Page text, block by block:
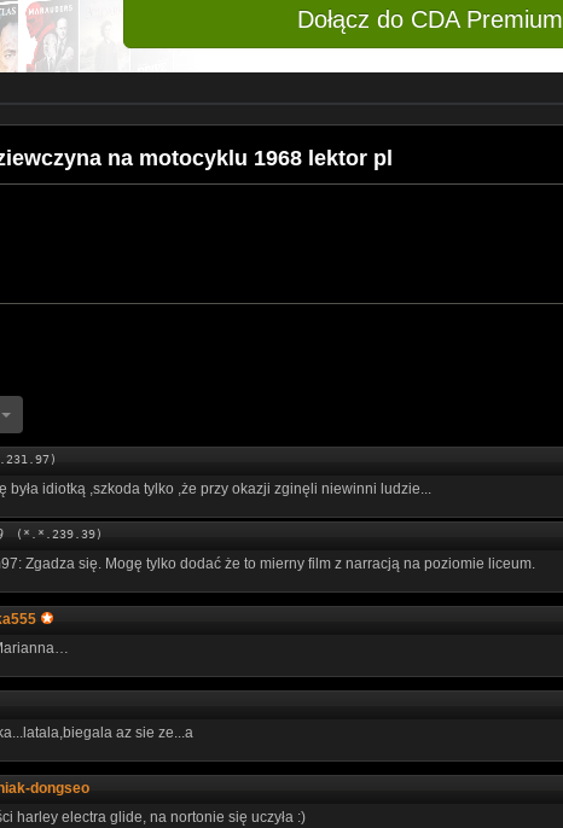
Dołącz do CDA Premium
na motocyklu 1968 lektor pl
była idiotką ,szkoda tylko ,że przy okazji zginęli niewinni ludzie...
(*.*.239.39)
Zgadza się. Mogę tylko dodać że to mierny film z narracją na poziomie liceum.
az sie ze...a
dongseo
harley electra glide, na nortonie się uczyła :)